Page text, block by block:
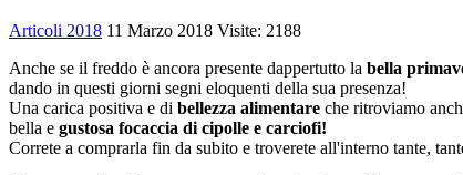
Articoli 2018 11 Marzo 2018 Visite: 2188
Anche se il freddo è ancora presente dappertutto la bella
dando in questi giorni segni eloquenti della sua presenza!
Una carica positiva e di bellezza alimentare che ritroviamo
bella e gustosa focaccia di cipolle e carciofi!
Correte a comprarla fin da subito e troverete all'interno tante,